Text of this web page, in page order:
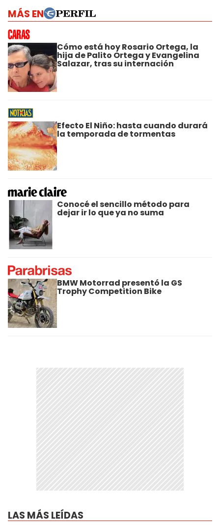
MÁS EN
Cómo está hoy Rosario Ortega, la
hija de Palito Ortega y Evangelina
Salazar, tras su internación
Efecto El Niño: hasta cuando durará
la temporada de tormentas
Conocé el sencillo método para
dejar ir lo que ya no suma
BMW Motorrad presentó la GS
Trophy Competition Bike
LAS MÁS LEÍDAS